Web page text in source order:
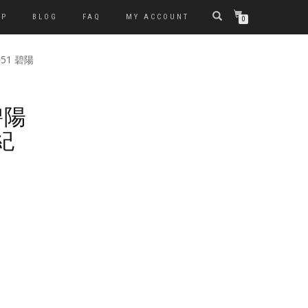
BLOG FAQ MY ACCOUNT 0
碧陽